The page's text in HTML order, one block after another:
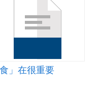
食」在很重要